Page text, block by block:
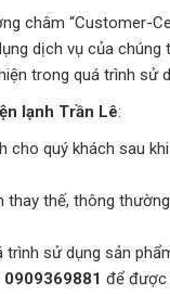
châm “Customer-
dịch vụ của
trong quá trình sử
lạnh Trần Lê:
cho quý khách sau
thay thế, thông
sử dụng sản
để được